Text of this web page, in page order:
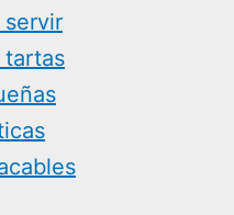
servir
tartas